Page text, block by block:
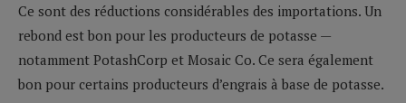
Ce sont des réductions considérables des importations. Un
rebond est bon pour les producteurs de potasse —
notamment PotashCorp et Mosaic Co. Ce sera également
bon pour certains producteurs d’engrais à base de potasse.